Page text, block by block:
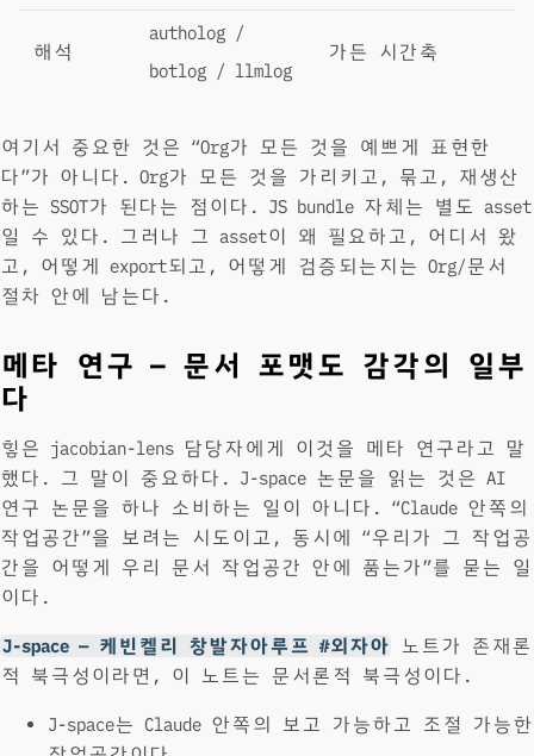
해석
autholog /
botlog / llmlog
가든 시간축
여기서 중요한 것은 “Org가 모든 것을 예쁘게 표현한
다”가 아니다. Org가 모든 것을 가리키고, 묶고, 재생산
하는 SSOT가 된다는 점이다. JS bundle 자체는 별도 asset
일 수 있다. 그러나 그 asset이 왜 필요하고, 어디서 왔
고, 어떻게 export되고, 어떻게 검증되는지는 Org/문서
절차 안에 남는다.
메타 연구 — 문서 포맷도 감각의 일부
다
힣은 jacobian-lens 담당자에게 이것을 메타 연구라고 말
했다. 그 말이 중요하다. J-space 논문을 읽는 것은 AI
연구 논문을 하나 소비하는 일이 아니다. “Claude 안쪽의
작업공간”을 보려는 시도이고, 동시에 “우리가 그 작업공
간을 어떻게 우리 문서 작업공간 안에 품는가”를 묻는 일
이다.
J-space — 케빈켈리 창발자아루프 #외자아
노트가 존재론
적 북극성이라면, 이 노트는 문서론적 북극성이다.
J-space는 Claude 안쪽의 보고 가능하고 조절 가능한